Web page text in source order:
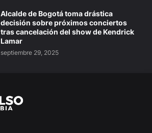
Alcalde de Bogotá toma drástica
decisión sobre próximos conciertos
tras cancelación del show de Kendrick
Lamar
septiembre 29, 2025